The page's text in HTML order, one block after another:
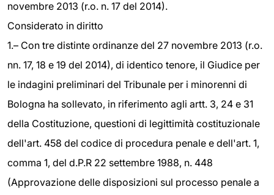
novembre 2013 (r.o. n. 17 del 2014).
Considerato in diritto
1.– Con tre distinte ordinanze del 27 novembre 2013 (r.o.
nn. 17, 18 e 19 del 2014), di identico tenore, il Giudice per
le indagini preliminari del Tribunale per i minorenni di
Bologna ha sollevato, in riferimento agli artt. 3, 24 e 31
della Costituzione, questioni di legittimità costituzionale
dell'art. 458 del codice di procedura penale e dell'art. 1,
comma 1, del d.P.R 22 settembre 1988, n. 448
(Approvazione delle disposizioni sul processo penale a